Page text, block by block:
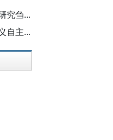
项久雨：新时代马克思主义中国化研究刍议
王刚：构建中国化时代化马克思主义自主知识体系的三维向度